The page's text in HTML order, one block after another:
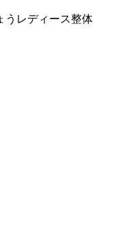
うレディース整体